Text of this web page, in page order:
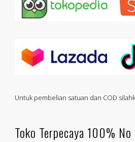
Untuk pembelian satuan dan COD
Toko Terpecaya 100%